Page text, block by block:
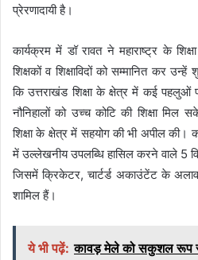
प्रेरणादायी है।
कार्यक्रम में डॉ रावत ने महाराष्ट्र के
शिक्षकों व शिक्षाविदों को सम्मानित कर
कि उत्तराखंड शिक्षा के क्षेत्र में कई
नौनिहालों को उच्च कोटि की शिक्षा मिल
शिक्षा के क्षेत्र में सहयोग की भी अपील की।
में उल्लेखनीय उपलब्धि हासिल करने वाले 5
जिसमें क्रिकेटर, चार्टर्ड अकाउंटेंट के
शामिल हैं।
ये भी पढ़ें: कावड़ मेले को सकुशल रूप